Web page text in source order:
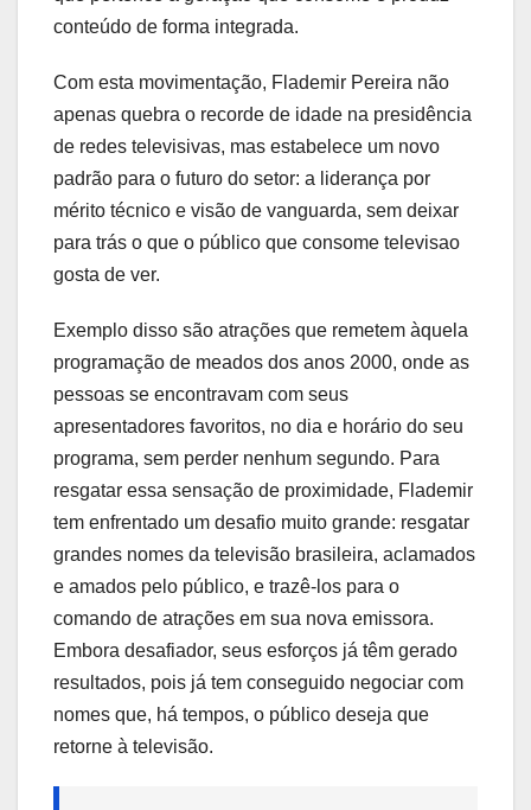
conteúdo de forma integrada.
Com esta movimentação, Flademir Pereira não
apenas quebra o recorde de idade na presidência
de redes televisivas, mas estabelece um novo
padrão para o futuro do setor: a liderança por
mérito técnico e visão de vanguarda, sem deixar
para trás o que o público que consome televisao
gosta de ver.
Exemplo disso são atrações que remetem àquela
programação de meados dos anos 2000, onde as
pessoas se encontravam com seus
apresentadores favoritos, no dia e horário do seu
programa, sem perder nenhum segundo. Para
resgatar essa sensação de proximidade, Flademir
tem enfrentado um desafio muito grande: resgatar
grandes nomes da televisão brasileira, aclamados
e amados pelo público, e trazê-los para o
comando de atrações em sua nova emissora.
Embora desafiador, seus esforços já têm gerado
resultados, pois já tem conseguido negociar com
nomes que, há tempos, o público deseja que
retorne à televisão.